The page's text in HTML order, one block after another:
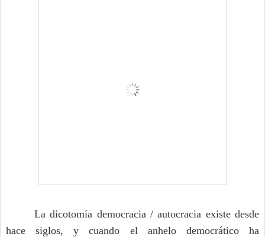
La dicotomía democracia / autocracia existe desde
hace siglos, y cuando el anhelo democrático ha